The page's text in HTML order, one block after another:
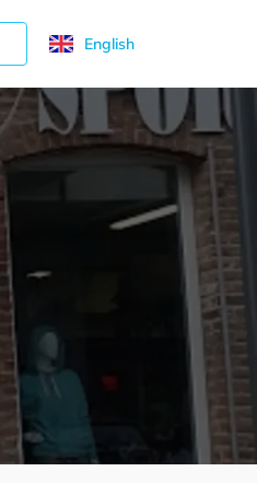
English